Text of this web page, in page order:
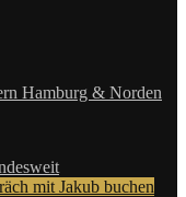
Hamburg & Norden
mit Jakub buchen